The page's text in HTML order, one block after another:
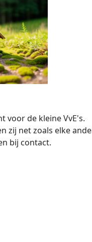
voor de kleine VvE's.
zij net zoals elke
bij contact.